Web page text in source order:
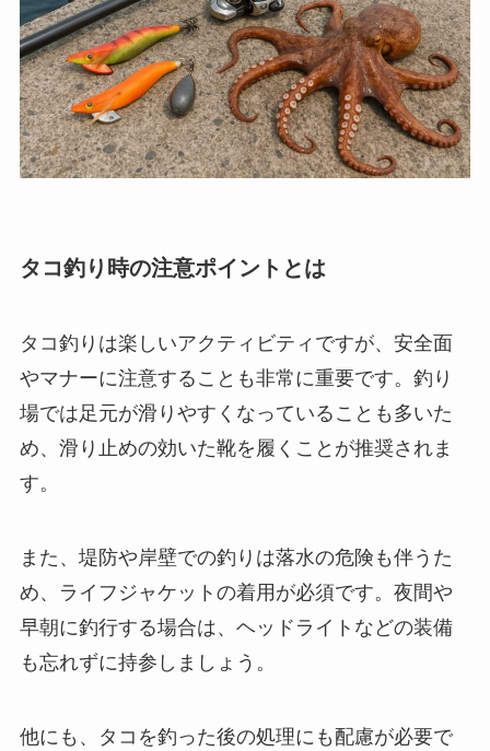
タコ釣り時の注意ポイントとは
タコ釣りは楽しいアクティビティですが、安全面
やマナーに注意することも非常に重要です。釣り
場では足元が滑りやすくなっていることも多いた
め、滑り止めの効いた靴を履くことが推奨されま
す。
また、堤防や岸壁での釣りは落水の危険も伴うた
め、ライフジャケットの着用が必須です。夜間や
早朝に釣行する場合は、ヘッドライトなどの装備
も忘れずに持参しましょう。
他にも、タコを釣った後の処理にも配慮が必要で